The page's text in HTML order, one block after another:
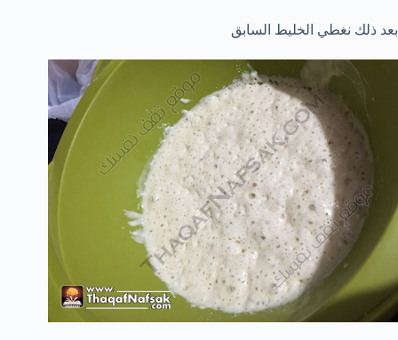
بعد ذلك نغطي الخليط السابق